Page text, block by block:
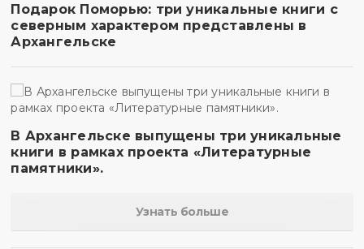
Подарок Поморью: три уникальные книги с
северным характером представлены в
Архангельске
В Архангельске выпущены три уникальные
книги в рамках проекта «Литературные
памятники».
Узнать больше